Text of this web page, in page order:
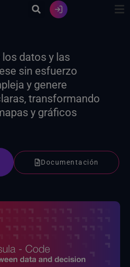
datos y las
sin esfuerzo
y genere
transformando
y gráficos
Documentación